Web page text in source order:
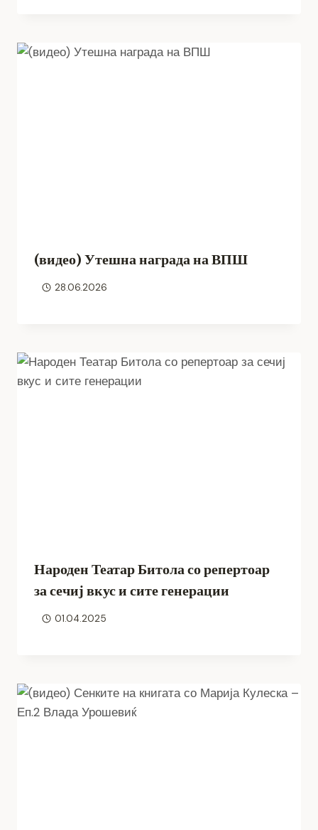
(видео) Утешна награда на ВПШ
28.06.2026
Народен Театар Битола со репертоар
за сечиј вкус и сите генерации
01.04.2025